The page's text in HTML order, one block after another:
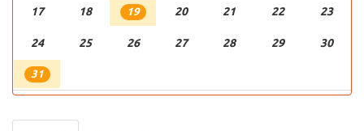
17 18 19 20 21 22 23
24 25 26 27 28 29 30
31